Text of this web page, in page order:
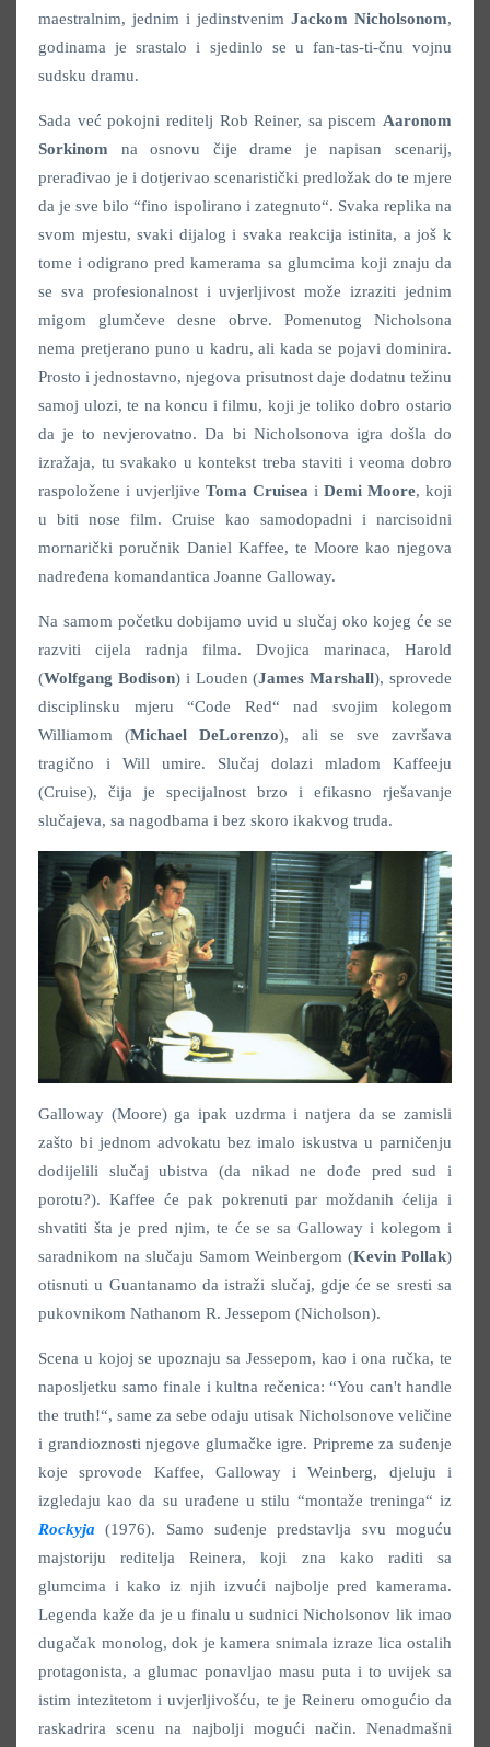
maestralnim, jednim i jedinstvenim Jackom Nicholsonom,
godinama je srastalo i sjedinlo se u fan-tas-ti-čnu vojnu
sudsku dramu.
Sada već pokojni reditelj Rob Reiner, sa piscem Aaronom
Sorkinom na osnovu čije drame je napisan scenarij,
prerađivao je i dotjerivao scenaristički predložak do te mjere
da je sve bilo “fino ispolirano i zategnuto“. Svaka replika na
svom mjestu, svaki dijalog i svaka reakcija istinita, a još k
tome i odigrano pred kamerama sa glumcima koji znaju da
se sva profesionalnost i uvjerljivost može izraziti jednim
migom glumčeve desne obrve. Pomenutog Nicholsona
nema pretjerano puno u kadru, ali kada se pojavi dominira.
Prosto i jednostavno, njegova prisutnost daje dodatnu težinu
samoj ulozi, te na koncu i filmu, koji je toliko dobro ostario
da je to nevjerovatno. Da bi Nicholsonova igra došla do
izražaja, tu svakako u kontekst treba staviti i veoma dobro
raspoložene i uvjerljive Toma Cruisea i Demi Moore, koji
u biti nose film. Cruise kao samodopadni i narcisoidni
mornarički poručnik Daniel Kaffee, te Moore kao njegova
nadređena komandantica Joanne Galloway.
Na samom početku dobijamo uvid u slučaj oko kojeg će se
razviti cijela radnja filma. Dvojica marinaca, Harold
(Wolfgang Bodison) i Louden (James Marshall), sprovede
disciplinsku mjeru “Code Red“ nad svojim kolegom
Williamom (Michael DeLorenzo), ali se sve završava
tragično i Will umire. Slučaj dolazi mladom Kaffeeju
(Cruise), čija je specijalnost brzo i efikasno rješavanje
slučajeva, sa nagodbama i bez skoro ikakvog truda.
Galloway (Moore) ga ipak uzdrma i natjera da se zamisli
zašto bi jednom advokatu bez imalo iskustva u parničenju
dodijelili slučaj ubistva (da nikad ne dođe pred sud i
porotu?). Kaffee će pak pokrenuti par moždanih ćelija i
shvatiti šta je pred njim, te će se sa Galloway i kolegom i
saradnikom na slučaju Samom Weinbergom (Kevin Pollak)
otisnuti u Guantanamo da istraži slučaj, gdje će se sresti sa
pukovnikom Nathanom R. Jessepom (Nicholson).
Scena u kojoj se upoznaju sa Jessepom, kao i ona ručka, te
naposljetku samo finale i kultna rečenica: “You can't handle
the truth!“, same za sebe odaju utisak Nicholsonove veličine
i grandioznosti njegove glumačke igre. Pripreme za suđenje
koje sprovode Kaffee, Galloway i Weinberg, djeluju i
izgledaju kao da su urađene u stilu “montaže treninga“ iz
Rockyja
(1976). Samo suđenje predstavlja svu moguću
majstoriju reditelja Reinera, koji zna kako raditi sa
glumcima i kako iz njih izvući najbolje pred kamerama.
Legenda kaže da je u finalu u sudnici Nicholsonov lik imao
dugačak monolog, dok je kamera snimala izraze lica ostalih
protagonista, a glumac ponavljao masu puta i to uvijek sa
istim intezitetom i uvjerljivošću, te je Reineru omogućio da
raskadrira scenu na najbolji mogući način. Nenadmašni